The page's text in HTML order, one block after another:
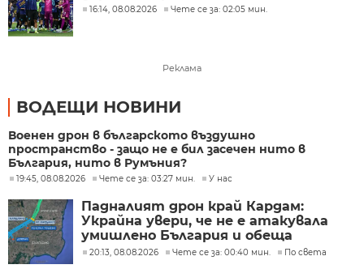
16:14, 08.08.2026 Чете се за: 02:05 мин.
Реклама
ВОДЕЩИ НОВИНИ
Военен дрон в българското въздушно
пространство - защо не е бил засечен нито в
България, нито в Румъния?
19:45, 08.08.2026 Чете се за: 03:27 мин. У нас
Падналият дрон край Кардам:
Украйна увери, че не е атакувала
умишлено България и обеща
разследване
20:13, 08.08.2026 Чете се за: 00:40 мин. По света